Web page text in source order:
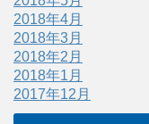
2018年4月
2018年3月
2018年2月
2018年1月
2017年12月